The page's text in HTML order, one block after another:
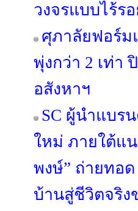
วงจรแบบไร้ร
ศุภาลัยฟอร์ม
พุ่งกว่า 2 เท่า
อสังหาฯ
SC ผู้นำแบร
ใหม่ ภายใต้แน
พงษ์” ถ่ายทอด
บ้านสู่ชีวิตจริง